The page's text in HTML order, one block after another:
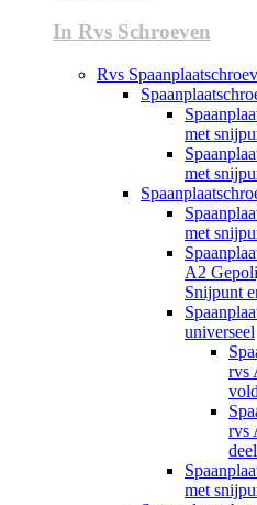
In Rvs Schroeven
Rvs
met
met
met
A2
Snijpunt
universeel
rvs
rvs
met